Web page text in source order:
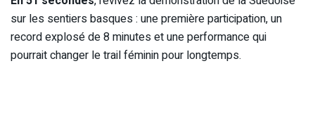
sur les sentiers basques : une première participation, un
record explosé de 8 minutes et une performance qui
pourrait changer le trail féminin pour longtemps.